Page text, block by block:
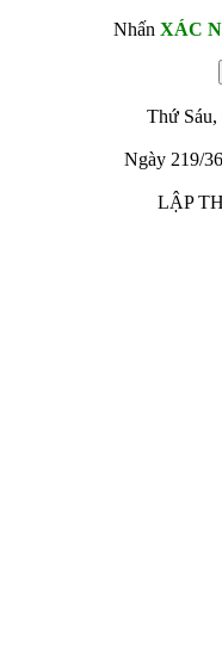
Nhấn XÁC
Thứ Sáu,
Ngày 219/
LẬP